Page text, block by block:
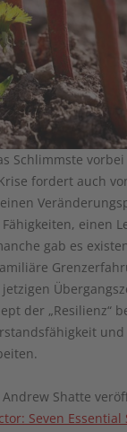
Schlimmste
fordert auch
einen
gab es
der „Resilienz“
Shatte
Seven Essential